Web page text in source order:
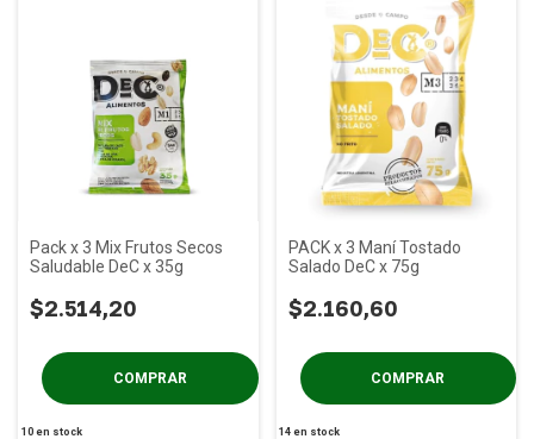
Pack x 3 Mix Frutos Secos
Saludable DeC x 35g
$2.514,20
10en stock
PACK x 3 Maní Tostado
Salado DeC x 75g
$2.160,60
14 en stock